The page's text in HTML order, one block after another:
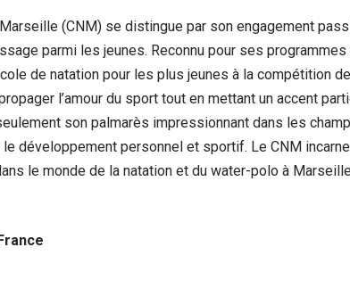
(CNM) se distingue par son engagement
parmi les jeunes. Reconnu pour ses
de natation pour les plus jeunes à la compétition
l’amour du sport tout en mettant un accent
son palmarès impressionnant dans les
développement personnel et sportif. Le CNM
le monde de la natation et du water-polo à